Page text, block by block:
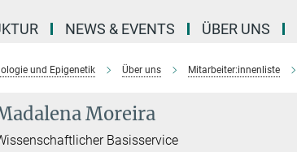
NEWS & EVENTS ÜBER UNS
und Epigenetik Über uns Mitarbeiter:innenliste
Moreira
Basisservice